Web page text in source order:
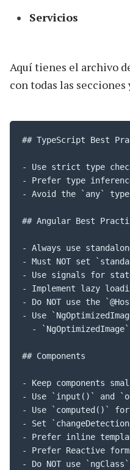
Servicios
Aquí tienes el archivo
con todas las secciones
## TypeScript Best
- Use strict type
- Prefer type
- Avoid the `any`
## Angular Best
- Always use
- Must NOT set
- Use signals for state
- Implement lazy
- Do NOT use the
- Use
-
## Components
- Keep components
- Use `input()` and
- Use `computed()`
- Set
- Prefer inline
- Prefer Reactive
- Do NOT use